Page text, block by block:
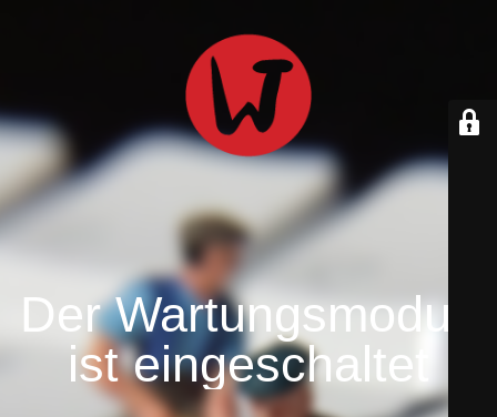
Der Wartungsmodus
ist eingeschaltet